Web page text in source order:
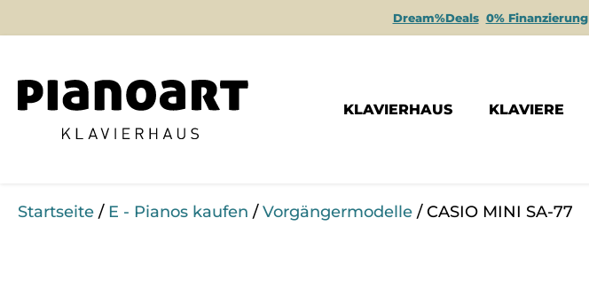
Dream%Deals 0% Finanzierung
KLAVIERHAUS KLAVIERE
Startseite / E - Pianos kaufen /Vorgängermodelle / CASIO MINI SA-77